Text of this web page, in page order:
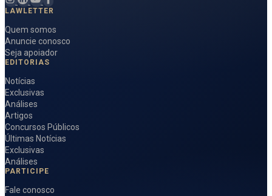
LAWLETTER
Quem somos
Anuncie conosco
Seja apoiador
EDITORIAS
Notícias
Exclusivas
Análises
Artigos
Concursos Públicos
Últimas Notícias
Exclusivas
Análises
PARTICIPE
Fale conosco